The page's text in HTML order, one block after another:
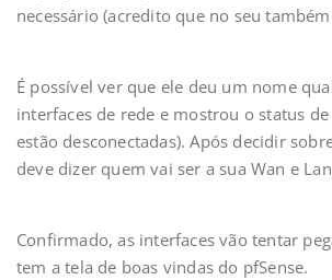
necessário (acredito que no seu
É possível ver que ele deu um nome
interfaces de rede e mostrou o status
estão desconectadas). Após decidir
deve dizer quem vai ser a sua Wan e
Confirmado, as interfaces vão tentar
tem a tela de boas vindas do pfSense.